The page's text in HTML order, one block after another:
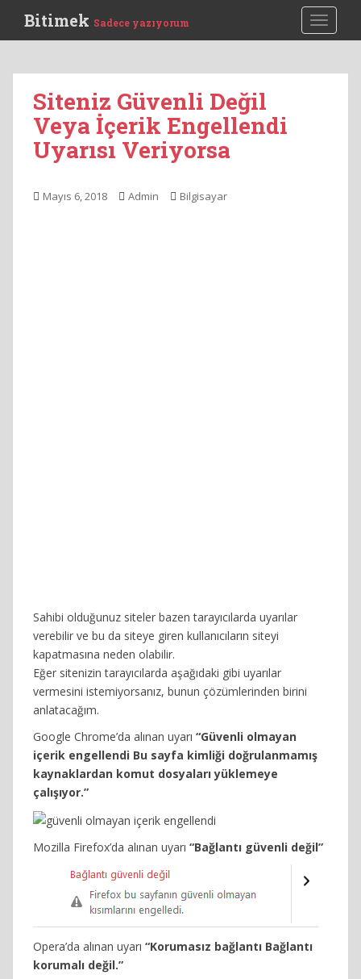
i
Bitimek Sadece yazıyorum
Siteniz Güvenli Değil
Veya İçerik Engellendi
Uyarısı Veriyorsa
Mayıs 6, 2018 Admin Bilgisayar
Sahibi olduğunuz siteler bazen tarayıcılarda uyarılar
verebilir ve bu da siteye giren kullanıcıların siteyi
kapatmasına neden olabilir.
Eğer sitenizin tarayıcılarda aşağıdaki gibi uyarılar
vermesini istemiyorsanız, bunun çözümlerinden birini
anlatacağım.
Google Chrome’da alınan uyarı “Güvenli olmayan
içerik engellendi Bu sayfa kimliği doğrulanmamış
kaynaklardan komut dosyaları yüklemeye
çalışıyor.”
Mozilla Firefox’da alınan uyarı “Bağlantı güvenli değil”
Opera’da alınan uyarı “Korumasız bağlantı Bağlantı
korumalı değil.”